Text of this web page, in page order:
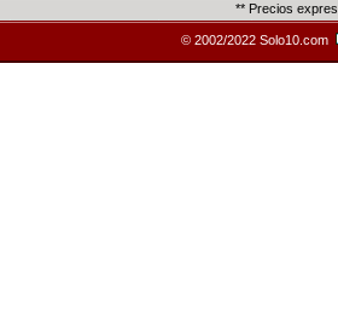
** Precios
© 2002/2022 Solo10.com